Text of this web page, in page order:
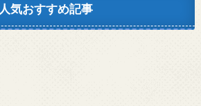
人気おすすめ記事